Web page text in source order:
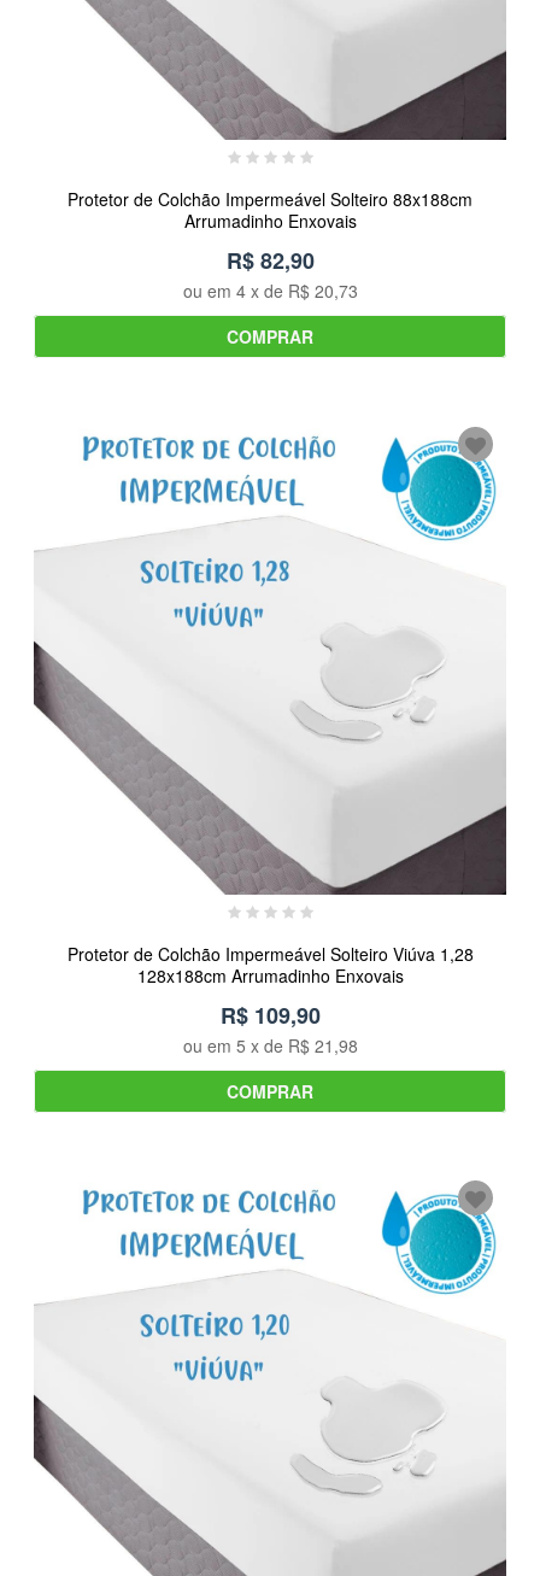
Protetor de Colchão Impermeável Solteiro 88x188cm
Arrumadinho Enxovais
R$ 82,90
ou em 4x de R$ 20,73
COMPRAR
Protetor de Colchão Impermeável Solteiro Viúva 1,28
128x188cm Arrumadinho Enxovais
R$ 109,90
ou em 5 x de R$ 21,98
COMPRAR